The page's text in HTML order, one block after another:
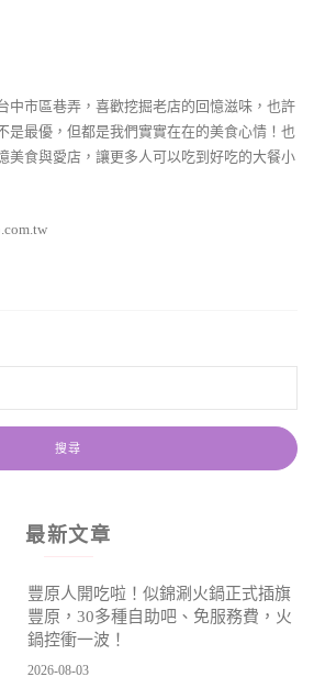
中市區巷弄，喜歡挖掘老店的回憶滋味，也許
是最優，但都是我們實實在在的美食心情！也
美食與愛店，讓更多人可以吃到好吃的大餐小
最新文章
豐原人開吃啦！似錦涮火鍋正式插旗
豐原，30多種自助吧、免服務費，火
鍋控衝一波！
2026-08-03